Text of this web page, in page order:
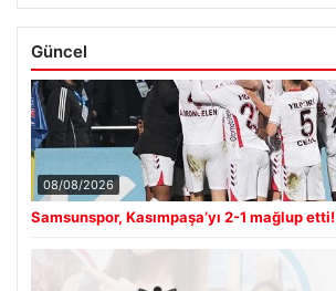
Güncel
08/08/2026
Samsunspor, Kasımpaşa’yı 2-1 mağlup etti!